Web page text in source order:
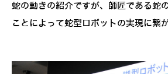
蛇の動きの紹介ですが、師匠である蛇
ことによって蛇型ロボットの実現に繋